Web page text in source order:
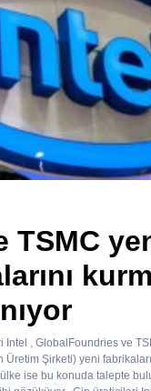
TSMC
Intel , GlobalFoundries ve
Üretim Şirketi) yeni
ülke ise bu konuda talepte